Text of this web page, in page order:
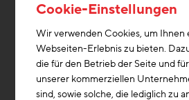
Bauschäden
Cookie-Einstellungen
Wir verwenden Cookies, um Ihnen
Webseiten-Erlebnis zu bieten.
die für den Betrieb der Seite und
unserer kommerziellen
sind, sowie solche, die lediglich zu